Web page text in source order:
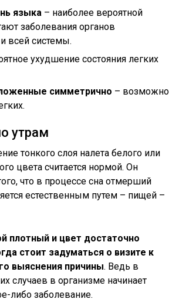
языка – наиболее вероятной
заболевания органов
всей системы.
ухудшение состояния легких
симметрично – возможно
утрам
тонкого слоя налета белого или
цвета считается нормой. Он
что в процессе сна отмерший
естественным путем – пищей –
плотный и цвет достаточно
стоит задуматься о визите к
выяснения причины. Ведь в
случаев в организме начинает
либо заболевание.